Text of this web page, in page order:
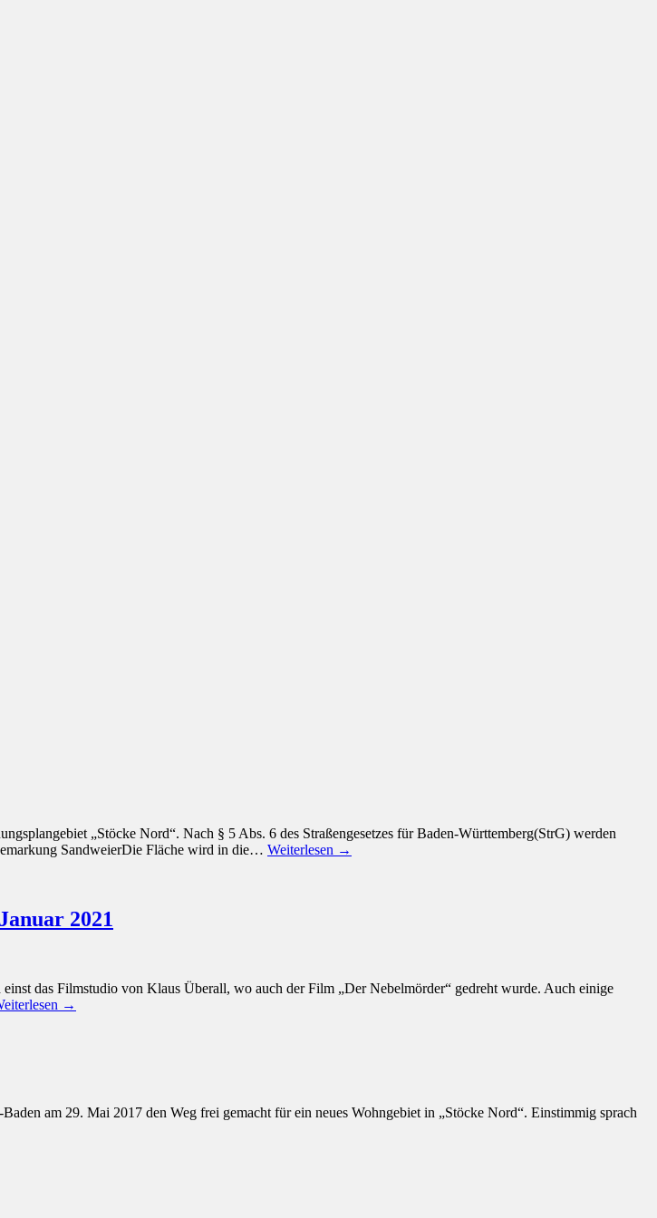
„Stöcke Nord“. Nach § 5 Abs. 6 des Straßengesetzes für Baden-Württemberg(StrG) werden
SandweierDie Fläche wird in die… Weiterlesen →
2021
das Filmstudio von Klaus Überall, wo auch der Film „Der Nebelmörder“ gedreht wurde. Auch einige
→
am 29. Mai 2017 den Weg frei gemacht für ein neues Wohngebiet in „Stöcke Nord“. Einstimmig sprach